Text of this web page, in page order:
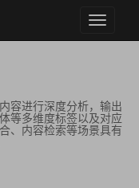
Toggle
容进行深度分析，输出
等多维度标签以及对应
、内容检索等场景具有